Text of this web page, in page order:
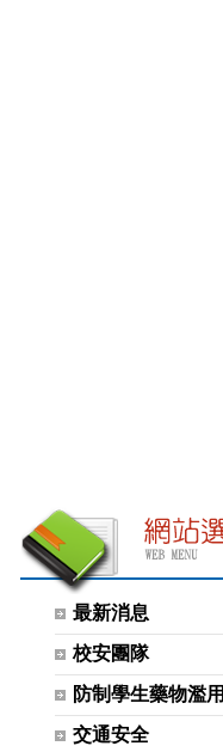
最新消息
校安團隊
防制學生藥物濫用
交通安全